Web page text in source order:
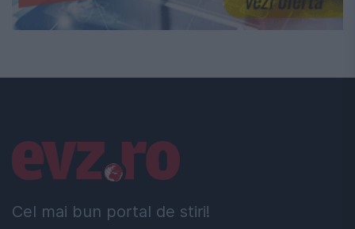
Cel mai bun portal de stiri!
Linkuri utile